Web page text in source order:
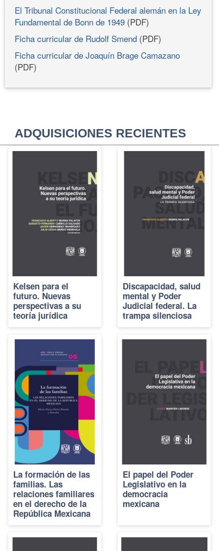
El Tribunal Constitucional Federal alemán en la Ley
Fundamental de Bonn de 1949 (PDF)
Ficha curricular de Rudolf Smend (PDF)
Ficha curricular de Joaquín Brage Camazano
(PDF)
ADQUISICIONES RECIENTES
Kelsen para el
futuro. Nuevas
perspectivas a su
teoría jurídica
Discapacidad, salud
mental y Poder
Judicial federal. La
trampa silenciosa
La formación de las
familias. Las
relaciones familiares
en el derecho de la
República Mexicana
El papel del Poder
Legislativo en la
democracia
mexicana